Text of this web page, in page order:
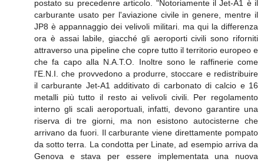
postato su precedenre articolo. "Notoriamente il Jet-A1 è il
carburante usato per l'aviazione civile in genere, mentre il
JP8 è appannaggio dei velivoli militari. ma qui la differenza
ora è assai labile, giacché gli aeroporti civili sono riforniti
attraverso una pipeline che copre tutto il territorio europeo e
che fa capo alla N.A.T.O. Inoltre sono le raffinerie come
l'E.N.I. che provvedono a produrre, stoccare e redistribuire
il carburante Jet-A1 additivato di carbonato di calcio e 16
metalli più tutto il resto ai velivoli civili. Per regolamento
interno gli scali aeroportuali, infatti, devono garantire una
riserva di tre giorni, ma non esistono autocisterne che
arrivano da fuori. Il carburante viene direttamente pompato
da sotto terra. La condotta per Linate, ad esempio arriva da
Genova e stava per essere implementata una nuova